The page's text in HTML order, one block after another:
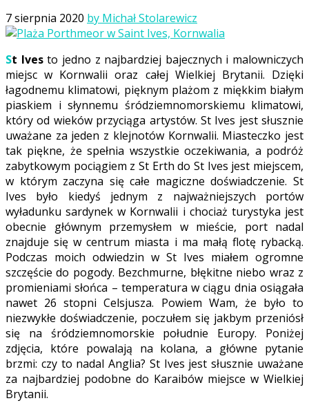
Posted
on
7 sierpnia 2020 by Michał Stolarewicz
St Ivesto jedno z najbardziej bajecznych i malowniczych
miejsc w Kornwalii oraz całej Wielkiej Brytanii. Dzięki
łagodnemu klimatowi, pięknym plażom z miękkim białym
piaskiem i słynnemu śródziemnomorskiemu klimatowi,
który od wieków przyciąga artystów. St Ives jest słusznie
uważane za jeden z klejnotów Kornwalii. Miasteczko jest
tak piękne, że spełnia wszystkie oczekiwania, a podróż
zabytkowym pociągiem z St Erth do St Ives jest miejscem,
w którym zaczyna się całe magiczne doświadczenie. St
Ives było kiedyś jednym z najważniejszych portów
wyładunku sardynek w Kornwalii i chociaż turystyka jest
obecnie głównym przemysłem w mieście, port nadal
znajduje się w centrum miasta i ma małą flotę rybacką.
Podczas moich odwiedzin w St Ives miałem ogromne
szczęście do pogody. Bezchmurne, błękitne niebo wraz z
promieniami słońca – temperatura w ciągu dnia osiągała
nawet 26 stopni Celsjusza. Powiem Wam, że było to
niezwykłe doświadczenie, poczułem się jakbym przeniósł
się na śródziemnomorskie południe Europy. Poniżej
zdjęcia, które powalają na kolana, a główne pytanie
brzmi: czy to nadal Anglia? St Ives jest słusznie uważane
za najbardziej podobne do Karaibów miejsce w Wielkiej
Brytanii.